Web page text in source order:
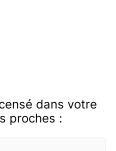
dans votre
proches :